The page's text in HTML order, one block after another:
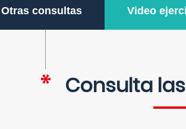
Otras consultas Video
Consulta